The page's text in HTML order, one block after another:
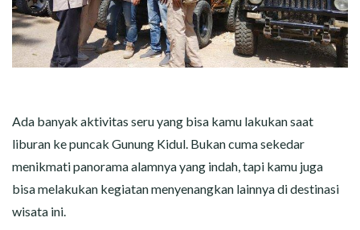
Ada banyak aktivitas seru yang bisa kamu lakukan saat
liburan ke puncak Gunung Kidul. Bukan cuma sekedar
menikmati panorama alamnya yang indah, tapi kamu juga
bisa melakukan kegiatan menyenangkan lainnya di destinasi
wisata ini.